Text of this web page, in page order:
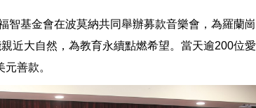
智基金會在波莫納共同舉辦募款音樂會，為羅蘭崗
近大自然，為教育永續點燃希望。當天逾200位愛
善款。